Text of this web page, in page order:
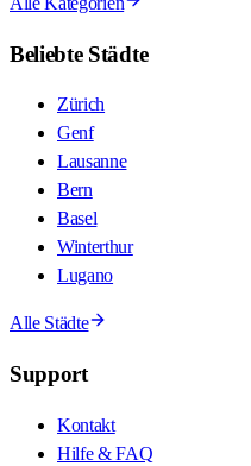
Beliebte Städte
Zürich
Genf
Lausanne
Bern
Basel
Winterthur
Lugano
Alle Städte
Support
Kontakt
Hilfe & FAQ